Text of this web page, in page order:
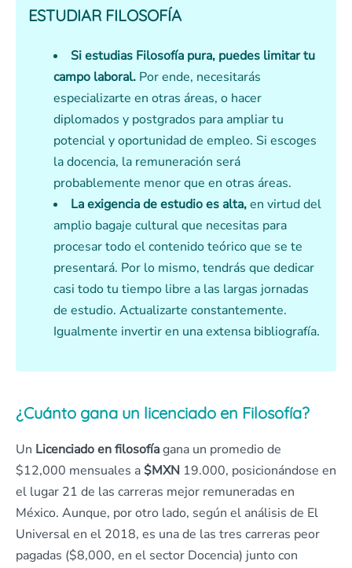
ESTUDIAR FILOSOFÍA
Si estudias Filosofía pura, puedes limitar tu
campo laboral. Por ende, necesitarás
especializarte en otras áreas, o hacer
diplomados y postgrados para ampliar tu
potencial y oportunidad de empleo. Si escoges
la docencia, la remuneración será
probablemente menor que en otras áreas.
La exigencia de estudio es alta,en virtud del
amplio bagaje cultural que necesitas para
procesar todo el contenido teórico que se te
presentará. Por lo mismo, tendrás que dedicar
casi todo tu tiempo libre a las largas jornadas
de estudio. Actualizarte constantemente.
Igualmente invertir en una extensa bibliografía.
¿Cuánto gana un licenciado en Filosofía?
Un Licenciado en filosofíagana un promedio de
$12,000 mensuales a$MXN 19.000, posicionándose en
el lugar 21 de las carreras mejor remuneradas en
México. Aunque, por otro lado, según el análisis de El
Universal en el 2018, es una de las tres carreras peor
pagadas ($8,000, en el sector Docencia) junto con